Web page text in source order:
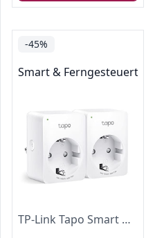
-45%
Smart & Ferngesteuerte
TP-Link Tapo Smart WLAN Steckdose Tapo P110 mit Energieverbrauchskontrolle, Smart Home Alexa Steckdose, funktioniert mit Alexa, Google Home, Sprachsteuerung, Fernzugriff, Kein Hub notwendig, Mini